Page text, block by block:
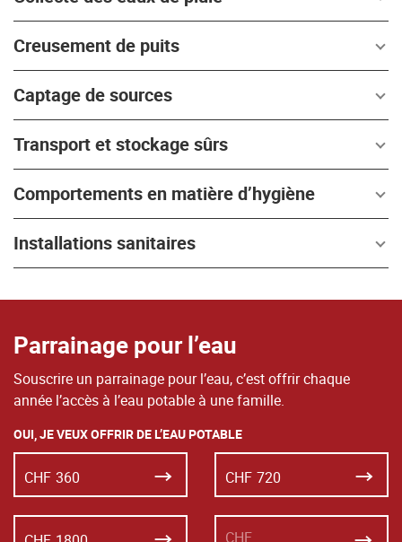
Creusement de puits
Captage de sources
Transport et stockage sûrs
Comportements en matière d’hygiène
Installations sanitaires
Parrainage pour l’eau
Souscrire un parrainage pour l’eau, c’est offrir chaque
année l’accès à l’eau potable à une famille.
OUI, JE VEUX OFFRIR DE L’EAU POTABLE
CHF 360 CHF 720